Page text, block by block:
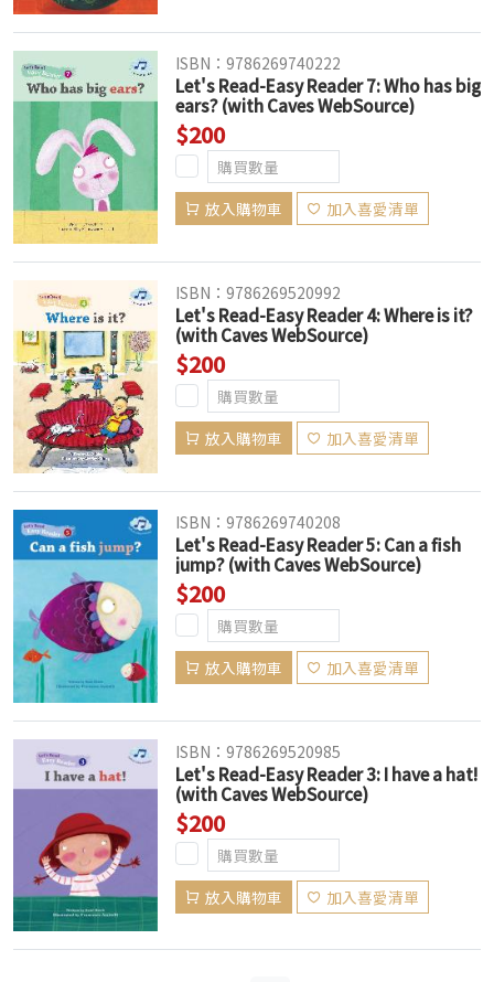
ISBN：9786269740222
Let's Read-Easy Reader 7: Who has big
ears? (with Caves WebSource)
$200
放入購物車 加入喜愛清單
ISBN：9786269520992
Let's Read-Easy Reader 4: Where is it?
(with Caves WebSource)
$200
放入購物車 加入喜愛清單
ISBN：9786269740208
Let's Read-Easy Reader 5: Can a fish
jump? (with Caves WebSource)
$200
放入購物車 加入喜愛清單
ISBN：9786269520985
Let's Read-Easy Reader 3: I have a hat!
(with Caves WebSource)
$200
放入購物車 加入喜愛清單